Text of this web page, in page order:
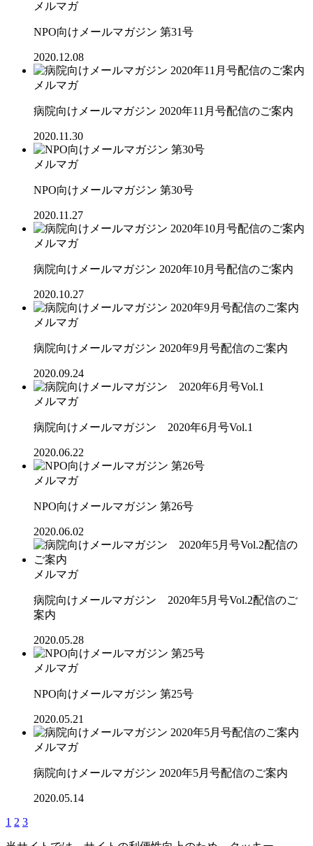
メルマガ
NPO向けメールマガジン 第31号
2020.12.08
メルマガ
病院向けメールマガジン 2020年11月号配信のご案内
2020.11.30
メルマガ
NPO向けメールマガジン 第30号
2020.11.27
メルマガ
病院向けメールマガジン 2020年10月号配信のご案内
2020.10.27
メルマガ
病院向けメールマガジン 2020年9月号配信のご案内
2020.09.24
メルマガ
病院向けメールマガジン 2020年6月号Vol.1
2020.06.22
メルマガ
NPO向けメールマガジン 第26号
2020.06.02
メルマガ
病院向けメールマガジン 2020年5月号Vol.2配信のご
案内
2020.05.28
メルマガ
NPO向けメールマガジン 第25号
2020.05.21
メルマガ
病院向けメールマガジン 2020年5月号配信のご案内
2020.05.14
1 2 3